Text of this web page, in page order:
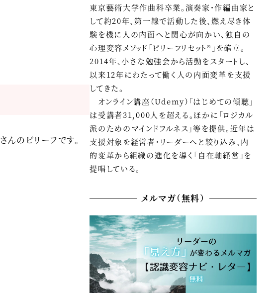
のビリーフです。
東京藝術大学作曲科卒業。演奏家・作編曲家と
して約20年、第一線で活動した後、燃え尽き体
験を機に人の内面へと関心が向かい、独自の
心理変容メソッド「ビリーフリセット®」を確立。
2014年、小さな勉強会から活動をスタートし、
以来12年にわたって働く人の内面変革を支援
してきた。
オンライン講座（Udemy）「はじめての傾聴」
は受講者31,000人を超える。ほかに「ロジカル
派のためのマインドフルネス」等を提供。近年は
支援対象を経営者・リーダーへと絞り込み、内
的変革から組織の進化を導く「自在軸経営」を
提唱している。
メルマガ（無料）